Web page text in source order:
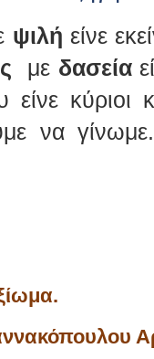
ψιλή είνε
με δασεία
είνε
να